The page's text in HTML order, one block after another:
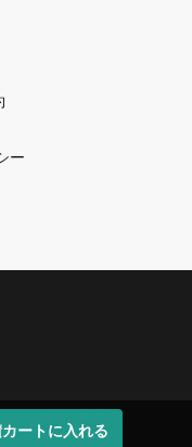
カートに入れる
ー